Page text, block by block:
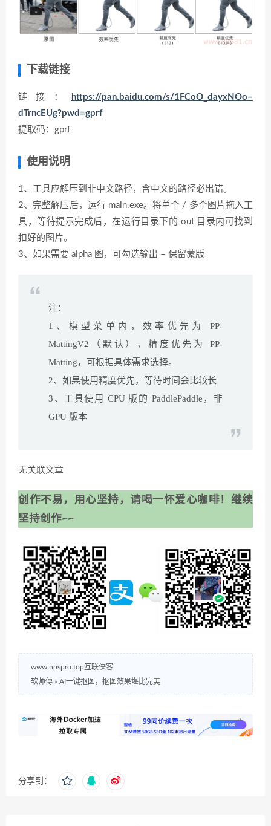
下载链接
链接：
https://pan.baidu.com/s/1FCoO_dayxNOo–
dTrncEUg?pwd=gprf
提取码：gprf
使用说明
1、工具应解压到非中文路径，含中文的路径必出错。
2、完整解压后，运行 main.exe。将单个 / 多个图片拖入工
具，等待提示完成后，在运行目录下的 out 目录内可找到
扣好的图片。
3、如果需要 alpha 图，可勾选输出 – 保留蒙版
注：
1、模型菜单内，效率优先为 PP-
MattingV2（默认），精度优先为 PP-
Matting，可根据具体需求选择。
2、如果使用精度优先，等待时间会比较长
3、工具使用 CPU 版的 PaddlePaddle，非
GPU 版本
无关联文章
创作不易，用心坚持，请喝一怀爱心咖啡！继续
坚持创作~~
www.npspro.top互联侠客
软师傅 » AI一键抠图，抠图效果堪比完美
分享到：